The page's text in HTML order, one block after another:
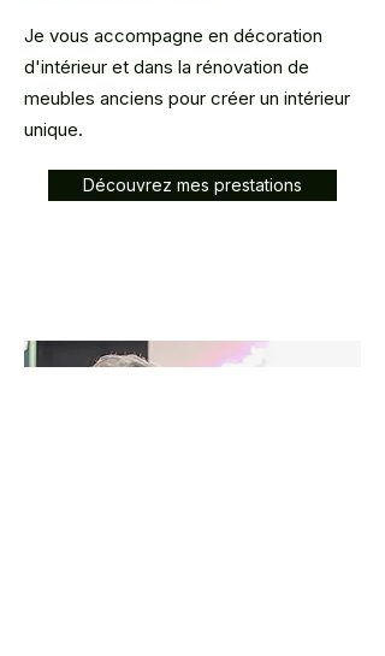
Je vous accompagne en décoration
d'intérieur et dans la rénovation de
meubles anciens pour créer un intérieur
unique.
Découvrez mes prestations